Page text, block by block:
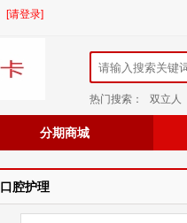
[请登录]
热门搜索： 双立人
分期商城
口腔护理